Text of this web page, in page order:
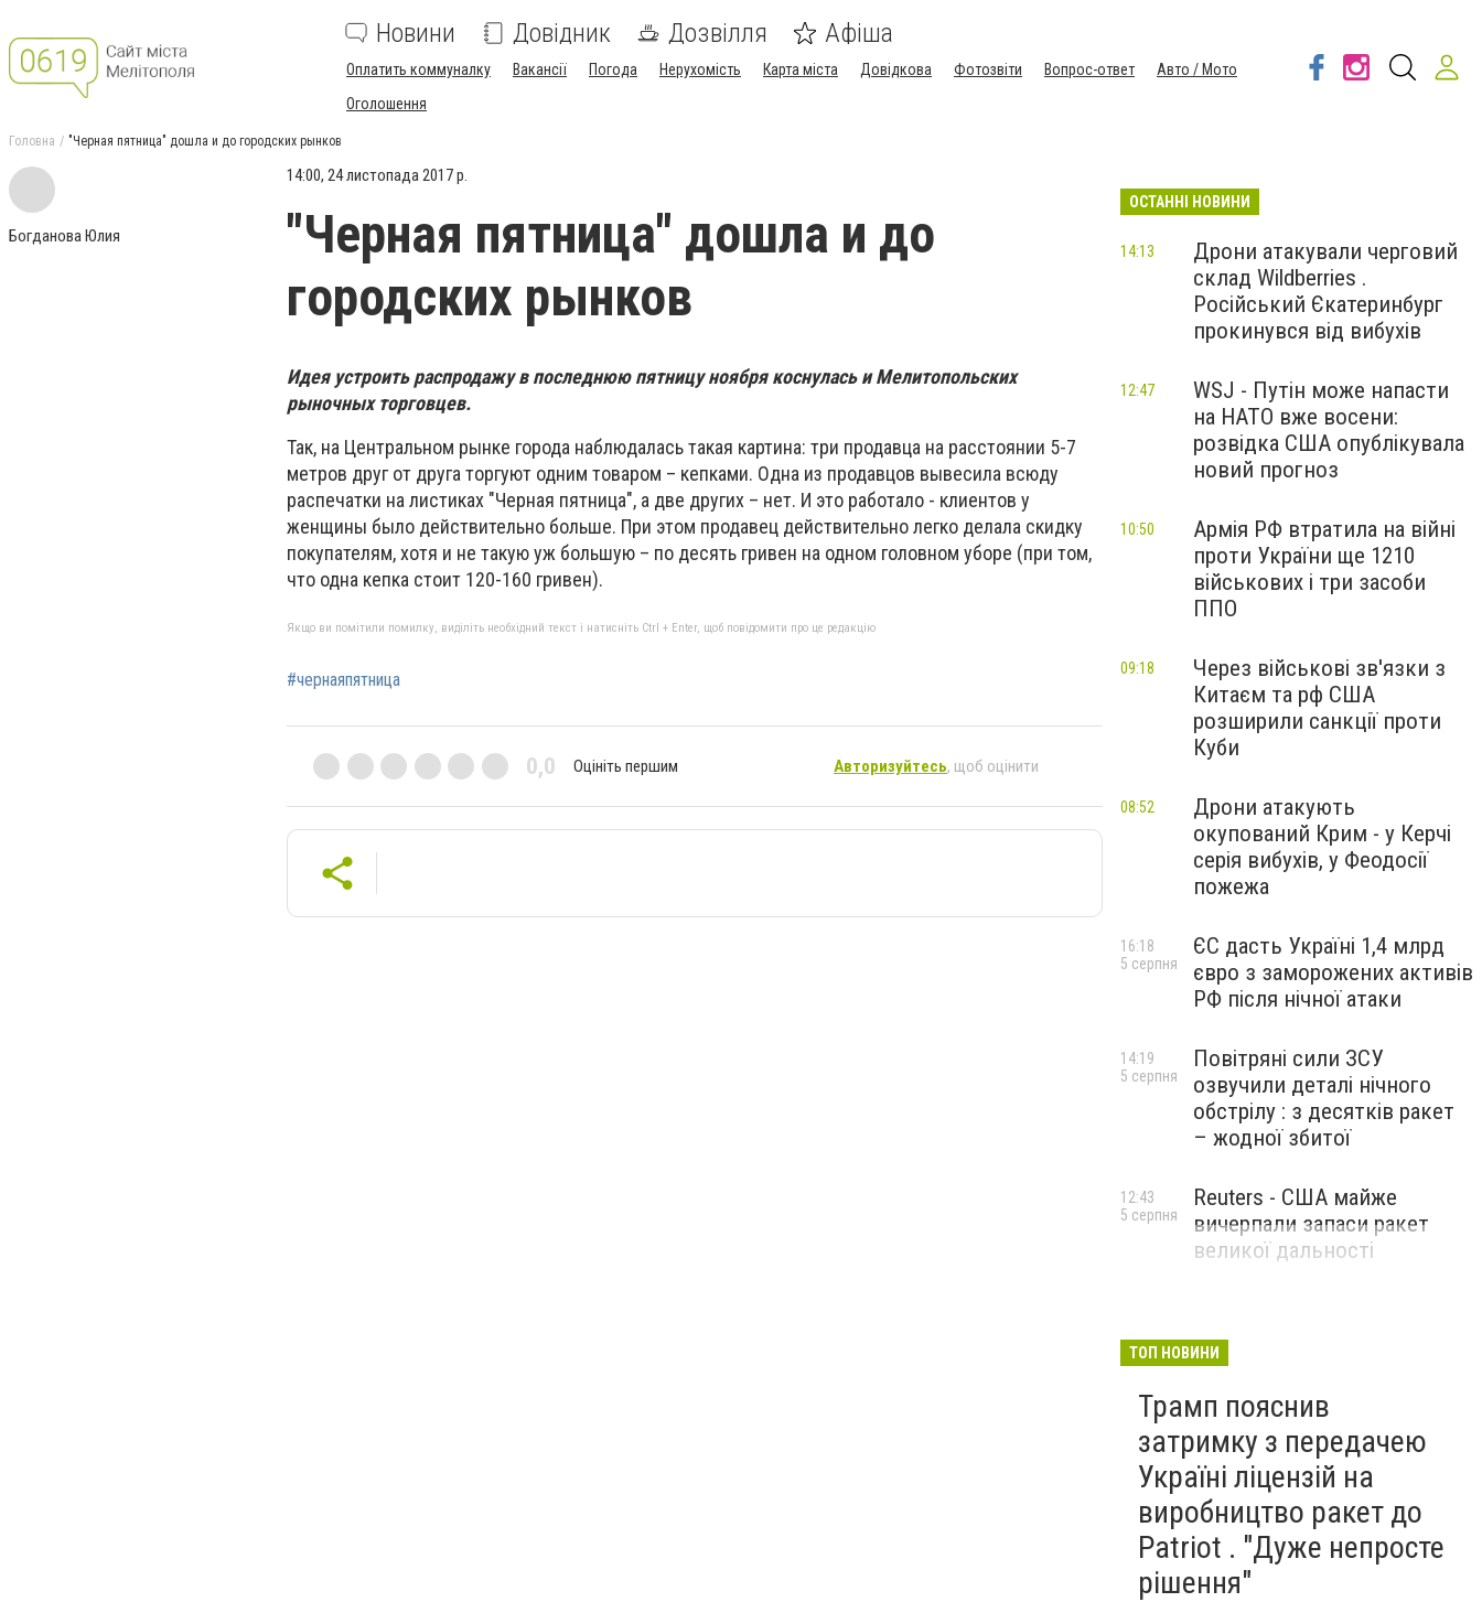
Новини Довідник Дозвілля Афіша
Оплатить коммуналку Вакансії Погода Нерухомість Карта міста Довідкова Фотозвіти Вопрос-ответ
Авто / Мото
Оголошення
Головна "Черная пятница" дошла и до городских рынков
Богданова Юлия
14:00, 24 листопада 2017 р.
"Черная пятница" дошла и до
городских рынков
Идея устроить распродажу в последнюю пятницу ноября коснулась и Мелитопольских
рыночных торговцев.
Так, на Центральном рынке города наблюдалась такая картина: три продавца на расстоянии 5-7
метров друг от друга торгуют одним товаром – кепками. Одна из продавцов вывесила всюду
распечатки на листиках "Черная пятница", а две других – нет. И это работало - клиентов у
женщины было действительно больше. При этом продавец действительно легко делала скидку
покупателям, хотя и не такую уж большую – по десять гривен на одном головном уборе (при том,
что одна кепка стоит 120-160 гривен).
Якщо ви помітили помилку, виділіть необхідний текст і натисніть Ctrl + Enter, щоб повідомити про це редакцію
#чернаяпятница
0,0 Оцініть першим Авторизуйтесь, щоб оцінити
ОСТАННІ НОВИНИ
Дрони атакували черговий
склад Wildberries .
Російський Єкатеринбург
прокинувся від вибухів
14:13
WSJ - Путін може напасти
на НАТО вже восени:
розвідка США опублікувала
новий прогноз
12:47
Армія РФ втратила на війні
проти України ще 1210
військових і три засоби
ППО
10:50
Через військові зв'язки з
Китаєм та рф США
розширили санкції проти
Куби
09:18
Дрони атакують
окупований Крим - у Керчі
серія вибухів, у Феодосії
пожежа
08:52
ЄС дасть Україні 1,4 млрд
євро з заморожених активів
РФ після нічної атаки
16:18
5 серпня
Повітряні сили ЗСУ
озвучили деталі нічного
обстрілу : з десятків ракет
– жодної збитої
14:19
5 серпня
Reuters - США майже
вичерпали запаси ракет
великої дальності
12:43
5 серпня
ТОП НОВИНИ
Трамп пояснив
затримку з передачею
Україні ліцензій на
виробництво ракет до
Patriot . "Дуже непросте
рішення"